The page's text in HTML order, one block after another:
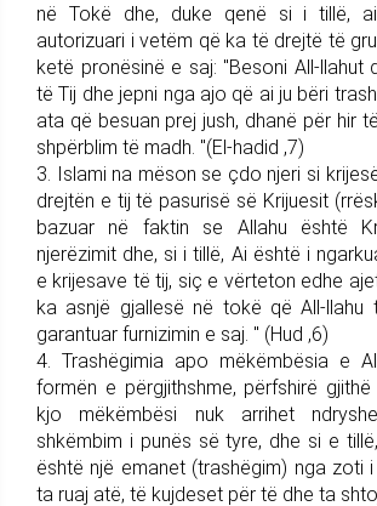
në Tokë dhe, duke qenë si i tillë,
autorizuari i vetëm që ka të drejtë të
ketë pronësinë e saj: "Besoni All-llahut
të Tij dhe jepni nga ajo që ai ju bëri
ata që besuan prej jush, dhanë për hir
shpërblim të madh. "(El-hadid ,7)
3. Islami na mëson se çdo njeri si
drejtën e tij të pasurisë së Krijuesit
bazuar në faktin se Allahu është
njerëzimit dhe, si i tillë, Ai është i
e krijesave të tij, siç e vërteton edhe
ka asnjë gjallesë në tokë që All-
garantuar furnizimin e saj. " (Hud ,6)
4. Trashëgimia apo mëkëmbësia e
formën e përgjithshme, përfshirë gjithë
kjo mëkëmbësi nuk arrihet
shkëmbim i punës së tyre, dhe si e
është një emanet (trashëgim) nga zoti
ta ruaj atë, të kujdeset për të dhe ta